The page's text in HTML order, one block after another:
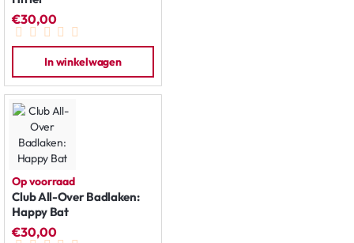
€30,00
In winkelwagen
Op voorraad
Club All-Over Badlaken:
Happy Bat
€30,00